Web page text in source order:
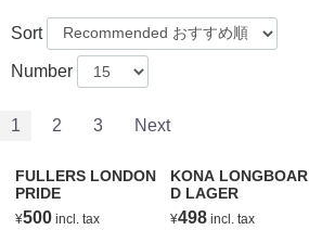
Sort
Number
1 2 3 Next
FULLERS LONDON
PRIDE
¥500 incl. tax
KONA LONGBOAR
D LAGER
¥498incl. tax